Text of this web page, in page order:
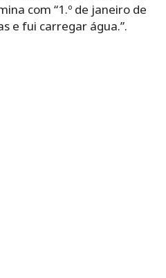
com “1.º de janeiro de
e fui carregar água.”.